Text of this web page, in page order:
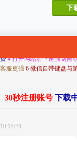
下
4 打开网站右下角强制自
服更强 6 微信自带键盘与
30秒注册账号 下载